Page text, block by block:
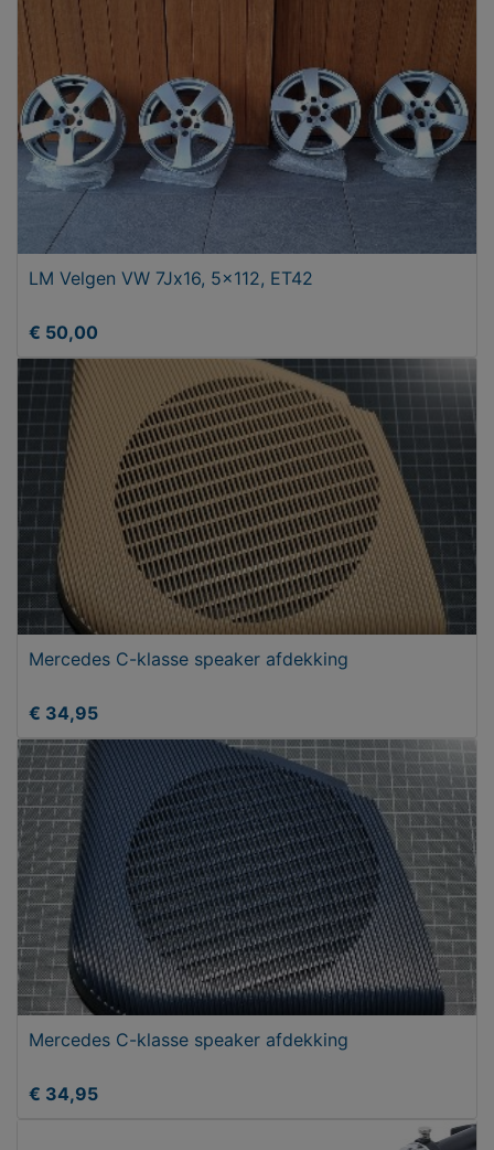
LM Velgen VW 7Jx16, 5x112, ET42
€ 50,00
Mercedes C-klasse speaker afdekking
€ 34,95
Mercedes C-klasse speaker afdekking
€ 34,95